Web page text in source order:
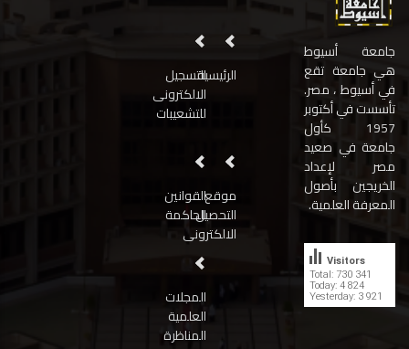
جامعة أسيوط
هي جامعة تقع
في أسيوط ، مصر.
تأسست في أكتوبر
1957 كأول
جامعة في صعيد
مصر لإعداد
الخريجين بأصول
المعرفة العلمية.
Total: 730 341
Today: 4 824
Yesterday: 3 921
Visitors
الرئيسيةالتسجيل
الالكترونى
للتشعيبات
موقع
التحصيل
الالكترونى
القوانين
الحاكمة
المجلات
العلمية
المناظرة